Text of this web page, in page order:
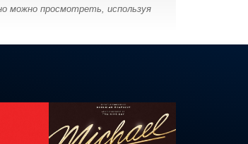
можно просмотреть, используя